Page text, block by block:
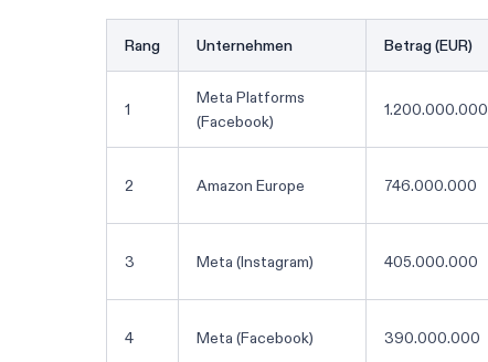
Rang Unternehmen Betrag (EUR)
1
Meta Platforms
(Facebook)
1.200.000.000
2 Amazon Europe 746.000.000
3 Meta (Instagram) 405.000.000
4 Meta (Facebook) 390.000.000